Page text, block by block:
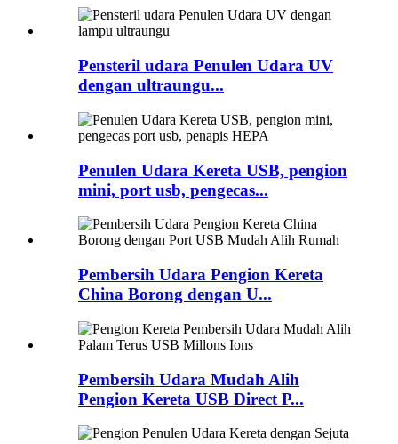
Pensteril udara Penulen Udara UV
dengan ultraungu...
Penulen Udara Kereta USB, pengion
mini, port usb, pengecas...
Pembersih Udara Pengion Kereta
China Borong dengan U...
Pembersih Udara Mudah Alih
Pengion Kereta USB Direct P...